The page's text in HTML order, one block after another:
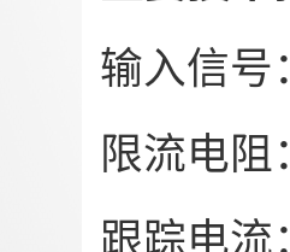
输入信
限流电
跟踪电